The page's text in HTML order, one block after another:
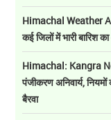
Himachal Weather
कई जिलों में भारी
Himachal: Kangra
पंजीकरण अनिवार्य,
बैरवा